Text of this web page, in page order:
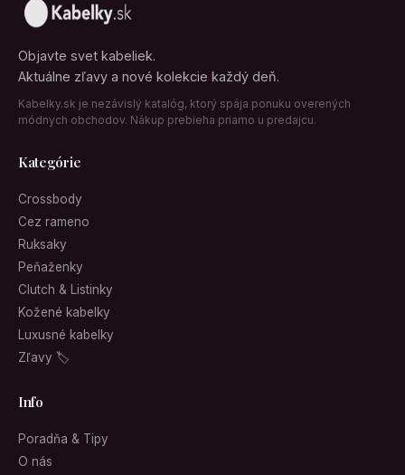
Objavte svet kabeliek.
Aktuálne zľavy a nové kolekcie každý deň.
Kabelky.sk je nezávislý katalóg, ktorý spája ponuku overených
módnych obchodov. Nákup prebieha priamo u predajcu.
Kategórie
Crossbody
Cez rameno
Ruksaky
Peňaženky
Clutch & Listinky
Kožené kabelky
Luxusné kabelky
Zľavy 🏷
Info
Poradňa & Tipy
O nás